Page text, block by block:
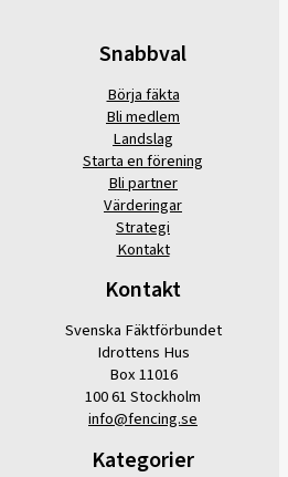
Snabbval
Börja fäkta
Bli medlem
Landslag
Starta en förening
Bli partner
Värderingar
Strategi
Kontakt
Kontakt
Svenska Fäktförbundet
Idrottens Hus
Box 11016
100 61 Stockholm
info@fencing.se
Kategorier